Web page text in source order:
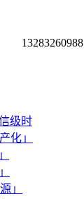
13283260988
级时
化」
」